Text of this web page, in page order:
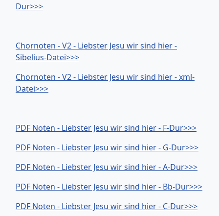
Dur>>>
Chornoten - V2 - Liebster Jesu wir sind hier -
Sibelius-Datei>>>
Chornoten - V2 - Liebster Jesu wir sind hier - xml-
Datei>>>
PDF Noten - Liebster Jesu wir sind hier - F-Dur>>>
PDF Noten - Liebster Jesu wir sind hier - G-Dur>>>
PDF Noten - Liebster Jesu wir sind hier - A-Dur>>>
PDF Noten - Liebster Jesu wir sind hier - Bb-Dur>>>
PDF Noten - Liebster Jesu wir sind hier - C-Dur>>>